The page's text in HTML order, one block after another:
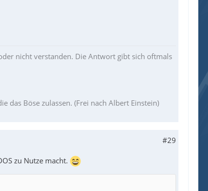
nicht verstanden. Die Antwort gibt sich oftmals
das Böse zulassen. (Frei nach Albert Einstein)
#29
zu Nutze macht.